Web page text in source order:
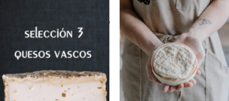
Préstamo de Raclette
Suscripción